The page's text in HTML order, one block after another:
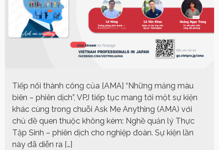
Tiếp nối thành công của [AMA] “Những mảng màu
biên – phiên dịch”, VPJ tiếp tục mang tới một sự kiện
khác cùng trong chuỗi Ask Me Anything (AMA) với
chủ đề quen thuộc không kém: Nghề quản lý Thực
Tập Sinh – phiên dịch cho nghiệp đoàn. Sự kiện lần
này đã diễn ra […]